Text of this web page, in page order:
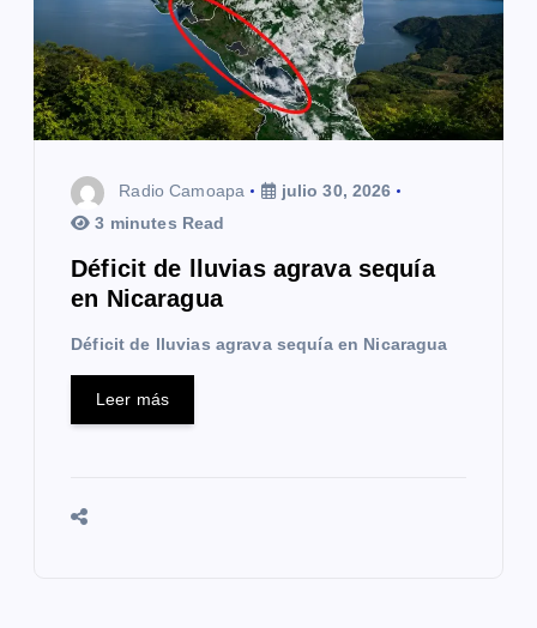
Radio Camoapa
julio 30, 2026
3 minutes Read
Déficit de lluvias agrava sequía
en Nicaragua
Déficit de lluvias agrava sequía en Nicaragua
Leer más